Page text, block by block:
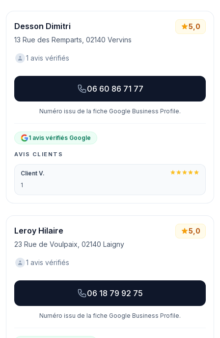
Desson Dimitri
13 Rue des Remparts, 02140 Vervins
5,0
1 avis vérifiés
06 60 86 71 77
Numéro issu de la fiche Google Business Profile.
1 avis vérifiés Google
AVIS CLIENTS
Client V.
1
Leroy Hilaire
23 Rue de Voulpaix, 02140 Laigny
5,0
1 avis vérifiés
06 18 79 92 75
Numéro issu de la fiche Google Business Profile.